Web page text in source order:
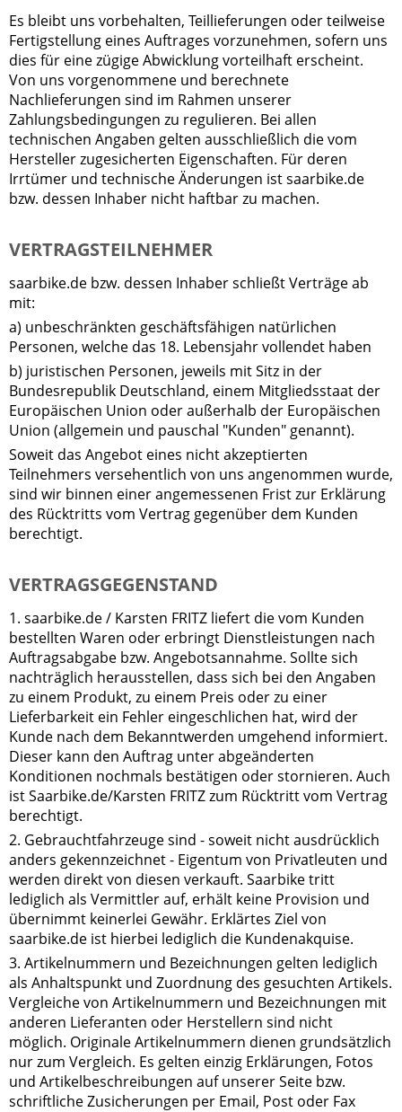
Es bleibt uns vorbehalten, Teillieferungen oder teilweise
Fertigstellung eines Auftrages vorzunehmen, sofern uns
dies für eine zügige Abwicklung vorteilhaft erscheint.
Von uns vorgenommene und berechnete
Nachlieferungen sind im Rahmen unserer
Zahlungsbedingungen zu regulieren. Bei allen
technischen Angaben gelten ausschließlich die vom
Hersteller zugesicherten Eigenschaften. Für deren
Irrtümer und technische Änderungen ist saarbike.de
bzw. dessen Inhaber nicht haftbar zu machen.
VERTRAGSTEILNEHMER
saarbike.de bzw. dessen Inhaber schließt Verträge ab
mit:
a) unbeschränkten geschäftsfähigen natürlichen
Personen, welche das 18. Lebensjahr vollendet haben
b) juristischen Personen, jeweils mit Sitz in der
Bundesrepublik Deutschland, einem Mitgliedsstaat der
Europäischen Union oder außerhalb der Europäischen
Union (allgemein und pauschal "Kunden" genannt).
Soweit das Angebot eines nicht akzeptierten
Teilnehmers versehentlich von uns angenommen wurde,
sind wir binnen einer angemessenen Frist zur Erklärung
des Rücktritts vom Vertrag gegenüber dem Kunden
berechtigt.
VERTRAGSGEGENSTAND
1. saarbike.de / Karsten FRITZ liefert die vom Kunden
bestellten Waren oder erbringt Dienstleistungen nach
Auftragsabgabe bzw. Angebotsannahme. Sollte sich
nachträglich herausstellen, dass sich bei den Angaben
zu einem Produkt, zu einem Preis oder zu einer
Lieferbarkeit ein Fehler eingeschlichen hat, wird der
Kunde nach dem Bekanntwerden umgehend informiert.
Dieser kann den Auftrag unter abgeänderten
Konditionen nochmals bestätigen oder stornieren. Auch
ist Saarbike.de/Karsten FRITZ zum Rücktritt vom Vertrag
berechtigt.
2. Gebrauchtfahrzeuge sind - soweit nicht ausdrücklich
anders gekennzeichnet - Eigentum von Privatleuten und
werden direkt von diesen verkauft. Saarbike tritt
lediglich als Vermittler auf, erhält keine Provision und
übernimmt keinerlei Gewähr. Erklärtes Ziel von
saarbike.de ist hierbei lediglich die Kundenakquise.
3. Artikelnummern und Bezeichnungen gelten lediglich
als Anhaltspunkt und Zuordnung des gesuchten Artikels.
Vergleiche von Artikelnummern und Bezeichnungen mit
anderen Lieferanten oder Herstellern sind nicht
möglich. Originale Artikelnummern dienen grundsätzlich
nur zum Vergleich. Es gelten einzig Erklärungen, Fotos
und Artikelbeschreibungen auf unserer Seite bzw.
schriftliche Zusicherungen per Email, Post oder Fax